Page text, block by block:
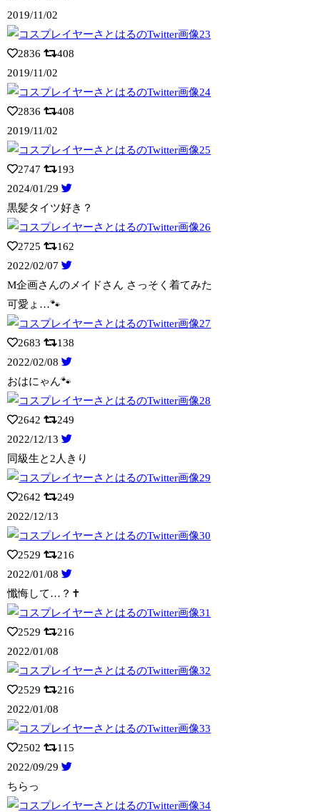
2019/11/02
2836
408
2019/11/02
2836
408
2019/11/02
2747
193
2024/01/29
黒髪タイツ好き？
2725
162
2022/02/07
M企画さんのメイドさん さっそく着てみた
可愛ょ…🐾
2683
138
2022/02/08
おはにゃん🐾
2642
249
2022/12/13
同級生と2人きり
2642
249
2022/12/13
2529
216
2022/01/08
懺悔して…？✝️
2529
216
2022/01/08
2529
216
2022/01/08
2502
115
2022/09/29
ちらっ